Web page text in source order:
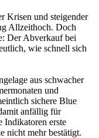
Krisen und steigender
Allzeithoch. Doch
Der Abverkauf bei
wie schnell sich
aus schwacher
und
sichere Blue
anfällig für
Indikatoren erste
nicht mehr bestätigt.